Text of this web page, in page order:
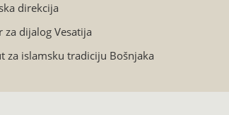
direkcija
za dijalog Vesatija
za islamsku tradiciju Bošnjaka